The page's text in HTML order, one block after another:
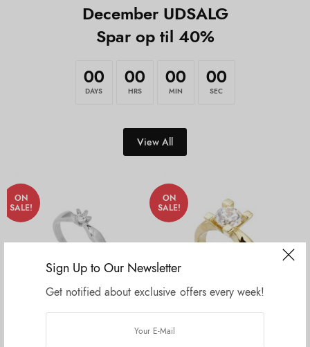
Sign Up to Our Newsletter
Get notified about exclusive offers every week!
December UDSALG
Spar op til 40%
00
DAYS
00
HRS
00
MIN
00
SEC
View All
ON
SALE!
ON
SALE!
FORLOVELSE & VIELSESRINGE